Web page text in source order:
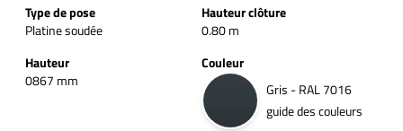
Type de pose
Platine soudée
Hauteur clôture
0.80 m
Hauteur
0867 mm
Couleur
Gris - RAL 7016
guide des couleurs